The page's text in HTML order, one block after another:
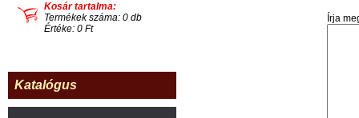
Kosár tartalma:
Termékek száma: 0 db
Értéke: 0 Ft
Katalógus
Írja